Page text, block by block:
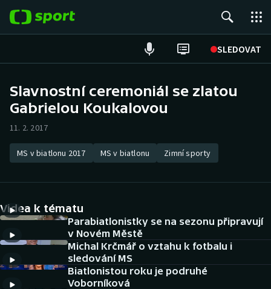
SLEDOVAT
Hokej
Atletika
DALŠÍ SPORTY
Americký fotbal
Baseball a softbal
NEPŘEHLÉDNĚTE
Slavnostní ceremoniál se zlatou
Gabrielou Koukalovou
11. 2. 2017
MS v biatlonu 2017 MS v biatlonu Zimní sporty
Videa k tématu
Parabiatlonistky se na sezonu připravují
v Novém Městě
Michal Krčmář o vztahu k fotbalu i
sledování MS
Biatlonistou roku je podruhé
Voborníková